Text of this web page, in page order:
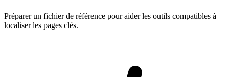
Préparer un fichier de référence pour aider les outils compatibles à
localiser les pages clés.